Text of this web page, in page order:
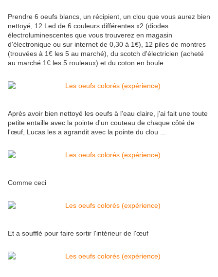
Prendre 6 oeufs blancs, un récipient, un clou que vous aurez bien
nettoyé, 12 Led de 6 couleurs différentes x2 (diodes
électroluminescentes que vous trouverez en magasin
d'électronique ou sur internet de 0,30 à 1€), 12 piles de montres
(trouvées à 1€ les 5 au marché), du scotch d'électricien (acheté
au marché 1€ les 5 rouleaux) et du coton en boule
Après avoir bien nettoyé les oeufs à l'eau claire, j'ai fait une toute
petite entaille avec la pointe d'un couteau de chaque côté de
l'œuf, Lucas les a agrandit avec la pointe du clou ...
Comme ceci
Et a soufflé pour faire sortir l'intérieur de l'œuf